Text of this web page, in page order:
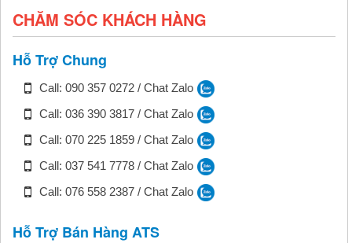
CHĂM SÓC KHÁCH HÀNG
Hỗ Trợ Chung
Call: 090 357 0272 / Chat Zalo
Call: 036 390 3817 / Chat Zalo
Call: 070 225 1859 / Chat Zalo
Call: 037 541 7778 / Chat Zalo
Call: 076 558 2387 / Chat Zalo
Hỗ Trợ Bán Hàng ATS